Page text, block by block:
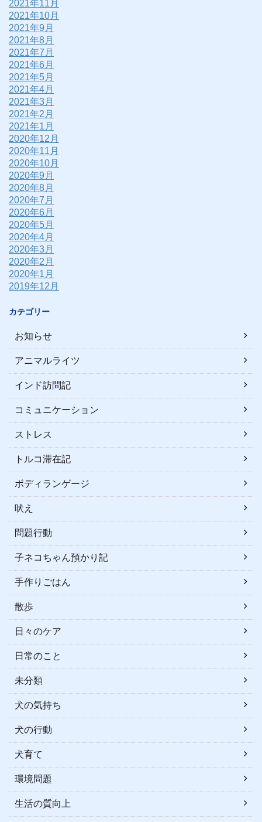
2021年11月
2021年10月
2021年9月
2021年8月
2021年7月
2021年6月
2021年5月
2021年4月
2021年3月
2021年2月
2021年1月
2020年12月
2020年11月
2020年10月
2020年9月
2020年8月
2020年7月
2020年6月
2020年5月
2020年4月
2020年3月
2020年2月
2020年1月
2019年12月
カテゴリー
お知らせ
アニマルライツ
インド訪問記
コミュニケーション
ストレス
トルコ滞在記
ボディランゲージ
吠え
問題行動
子ネコちゃん預かり記
手作りごはん
散歩
日々のケア
日常のこと
未分類
犬の気持ち
犬の行動
犬育て
環境問題
生活の質向上